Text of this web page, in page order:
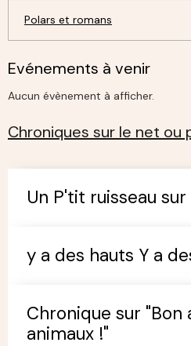
Polars et romans
Evénements à venir
Aucun évènement à afficher.
Chroniques sur le net ou
Un P'tit ruisseau
y a des hauts Y a
Chronique sur
animaux !"